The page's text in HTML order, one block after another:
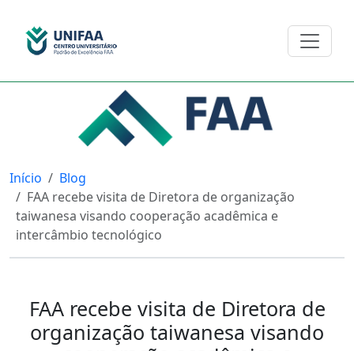
Início
Blog
FAA recebe visita de Diretora de organização
taiwanesa visando cooperação acadêmica e
intercâmbio tecnológico
FAA recebe visita de Diretora de
organização taiwanesa visando